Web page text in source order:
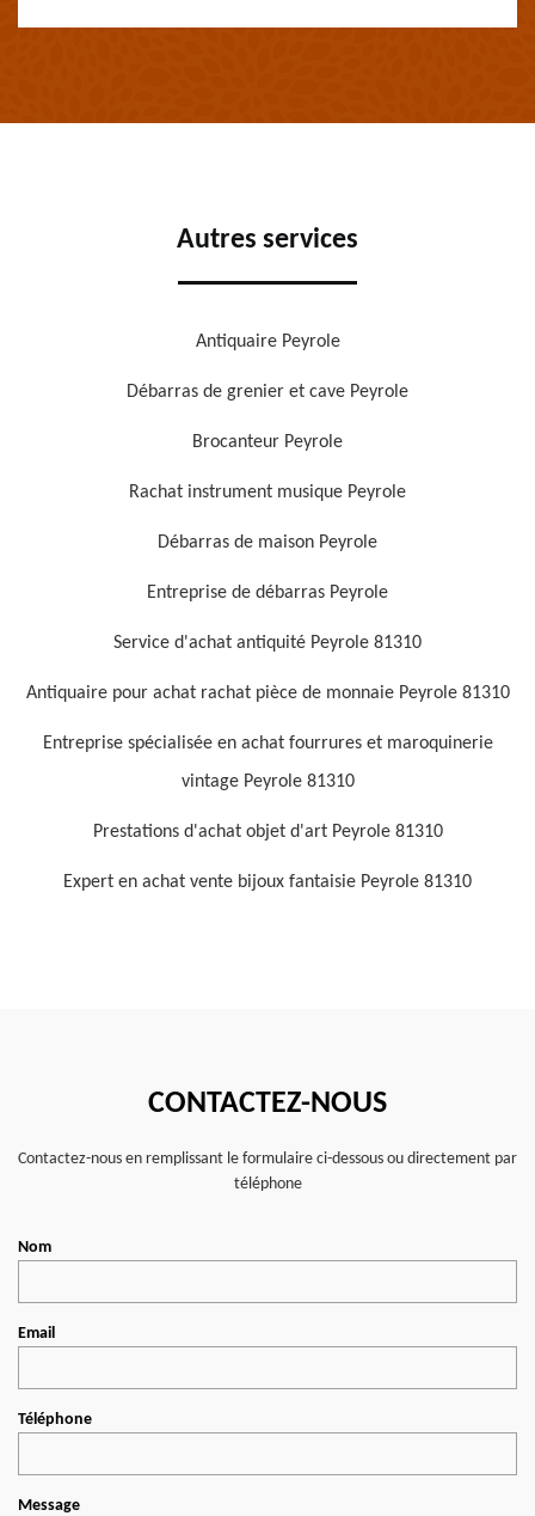
Autres services
Antiquaire Peyrole
Débarras de grenier et cave Peyrole
Brocanteur Peyrole
Rachat instrument musique Peyrole
Débarras de maison Peyrole
Entreprise de débarras Peyrole
Service d'achat antiquité Peyrole 81310
Antiquaire pour achat rachat pièce de monnaie Peyrole 81310
Entreprise spécialisée en achat fourrures et maroquinerie
vintage Peyrole 81310
Prestations d'achat objet d'art Peyrole 81310
Expert en achat vente bijoux fantaisie Peyrole 81310
CONTACTEZ-NOUS
Contactez-nous en remplissant le formulaire ci-dessous ou directement par
téléphone
Nom
Email
Téléphone
Message